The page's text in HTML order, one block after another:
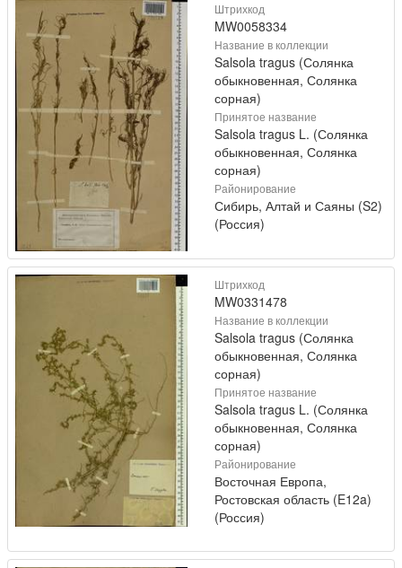
Штрихкод
MW0058334
Название в коллекции
Salsola tragus (Солянка
обыкновенная, Солянка
сорная)
Принятое название
Salsola tragus L. (Солянка
обыкновенная, Солянка
сорная)
Районирование
Сибирь, Алтай и Саяны (S2)
(Россия)
Штрихкод
MW0331478
Название в коллекции
Salsola tragus (Солянка
обыкновенная, Солянка
сорная)
Принятое название
Salsola tragus L. (Солянка
обыкновенная, Солянка
сорная)
Районирование
Восточная Европа,
Ростовская область (E12a)
(Россия)